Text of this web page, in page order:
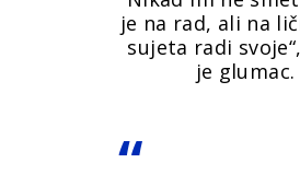
je na rad, ali na
sujeta radi
je glumac.